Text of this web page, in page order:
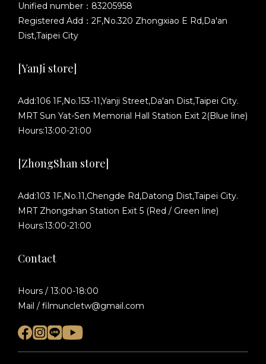
Unified number：83205958
Registered Add：2F,No.320 Zhongxiao E Rd,Da'an
Dist,Taipei City
[YanJi store]
Add:106 1F,No.153-11,Yanji Street,Da'an Dist,Taipei City.
MRT Sun Yat-Sen Memorial Hall Station Exit 2(Blue line)
Hours:13:00-21:00
[ZhongShan store]
Add:103 1F,No.11,Chengde Rd,Datong Dist,Taipei City.
MRT Zhongshan Station Exit 5 (Red / Green line)
Hours:13:00-21:00
Contact
Hours / 13:00-18:00
Mail / filmuncletw@gmail.com